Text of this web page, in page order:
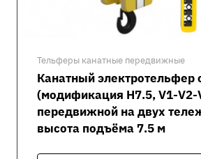
Тельферы канатные передвижные
Канатный электротельфер
(модификация H7.5, V1-V2-
передвижной на двух
высота подъёма 7.5 м